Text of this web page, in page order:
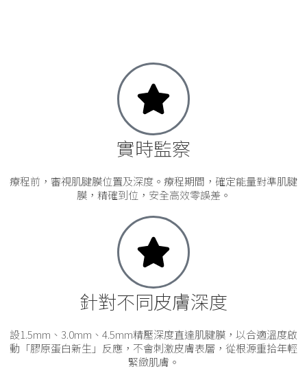
實時監察
療程前，審視肌腱膜位置及深度。療程期間，確定能量對準肌腱
膜，精確到位，安全高效零誤差。
針對不同皮膚深度
設1.5mm、3.0mm、4.5mm精壓深度直達肌腱膜，以合適溫度啟
動「膠原蛋白新生」反應，不會刺激皮膚表層，從根源重拾年輕
緊緻肌膚。